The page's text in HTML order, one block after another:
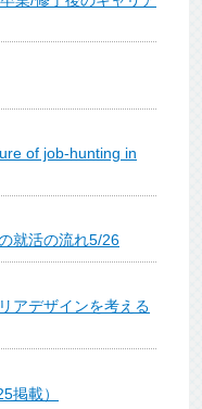
of job-hunting in
就活の流れ5/26
アデザインを考える
掲載）